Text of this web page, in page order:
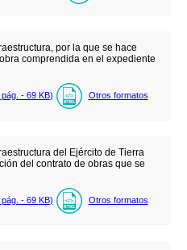
por la que se hace
comprendida en el expediente
pág. - 69 KB) Otros formatos
del Ejército de Tierra
del contrato de obras que se
pág. - 69 KB) Otros formatos